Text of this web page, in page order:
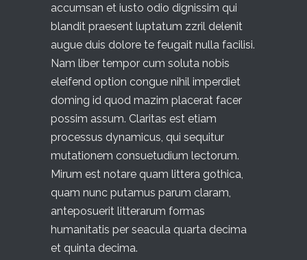
accumsan et iusto odio dignissim qui
blandit praesent luptatum zzril delenit
augue duis dolore te feugait nulla facilisi.
Nam liber tempor cum soluta nobis
eleifend option congue nihil imperdiet
doming id quod mazim placerat facer
possim assum. Claritas est etiam
processus dynamicus, qui sequitur
mutationem consuetudium lectorum.
Mirum est notare quam littera gothica,
quam nunc putamus parum claram,
anteposuerit litterarum formas
humanitatis per seacula quarta decima
et quinta decima.